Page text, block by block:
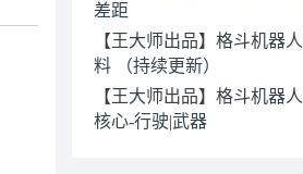
差距
【王大师出品】格斗机器
料 （持续更新）
【王大师出品】格斗机器
核心-行驶|武器